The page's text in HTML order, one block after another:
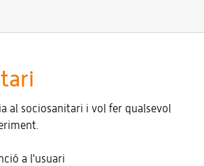
al sociosanitari i vol fer qualsevol
a l'usuari